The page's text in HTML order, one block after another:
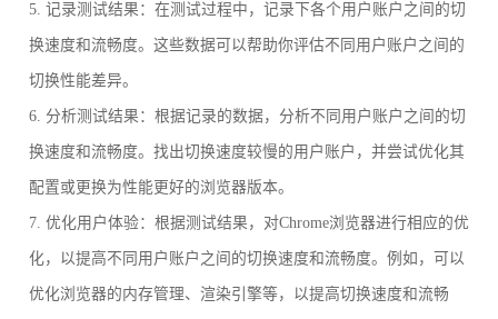
5. 记录测试结果：在测试过程中，记录下各个用户账户之间的切
换速度和流畅度。这些数据可以帮助你评估不同用户账户之间的
切换性能差异。
6. 分析测试结果：根据记录的数据，分析不同用户账户之间的切
换速度和流畅度。找出切换速度较慢的用户账户，并尝试优化其
配置或更换为性能更好的浏览器版本。
7. 优化用户体验：根据测试结果，对Chrome浏览器进行相应的优
化，以提高不同用户账户之间的切换速度和流畅度。例如，可以
优化浏览器的内存管理、渲染引擎等，以提高切换速度和流畅